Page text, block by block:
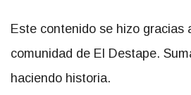
Este contenido se hizo gracias
comunidad de El Destape.
haciendo historia.